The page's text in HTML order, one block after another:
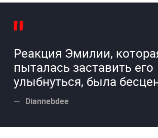
Реакция Эмилии,
пыталась заставить его
улыбнуться, была
Diannebdee